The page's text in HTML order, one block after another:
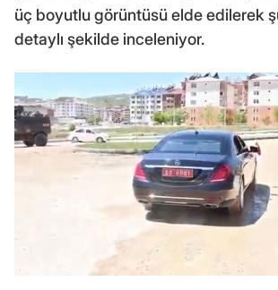
üç boyutlu görüntüsü elde edilerek
detaylı şekilde inceleniyor.